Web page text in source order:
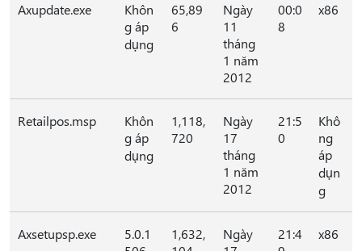
Axupdate.exe
Khôn
g áp
dụng
65,89
6
Ngày
11
tháng
1 năm
2012
00:0
8
x86
Retailpos.msp
Khôn
g áp
dụng
1,118,
720
Ngày
17
tháng
1 năm
2012
21:5
0
Khô
ng
áp
dụn
g
Axsetupsp.exe
5.0.1
1,632,
Ngày
21:4
x86